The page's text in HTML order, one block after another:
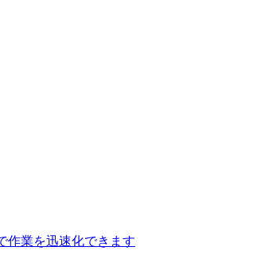
作業を迅速化できます